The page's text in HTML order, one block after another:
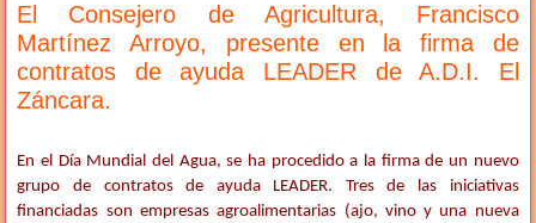
El Consejero de Agricultura, Francisco
Martínez Arroyo, presente en la firma de
contratos de ayuda LEADER de A.D.I. El
Záncara.
En el Día Mundial del Agua, se ha procedido a la firma de un nuevo
grupo de contratos de ayuda LEADER. Tres de las iniciativas
financiadas son empresas agroalimentarias (ajo, vino y una nueva